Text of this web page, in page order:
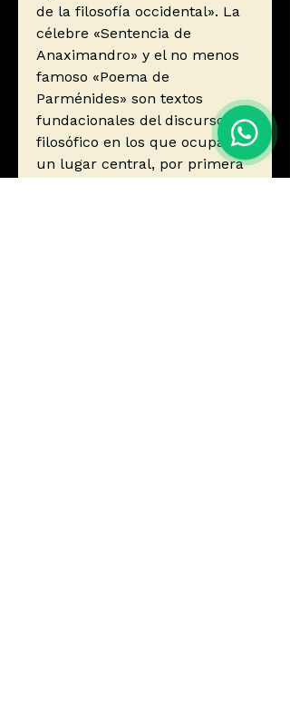
de la filosofía occidental». La
célebre «Sentencia de
Anaximandro» y el no menos
famoso «Poema de
Parménides» son textos
fundacionales del discurso
filosófico en los que ocupan
un lugar central, por primera